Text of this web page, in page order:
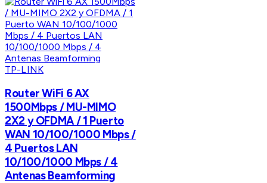
TP-LINK
Router WiFi 6 AX
1500Mbps / MU-MIMO
2X2 y OFDMA / 1 Puerto
WAN 10/100/1000 Mbps /
4 Puertos LAN
10/100/1000 Mbps / 4
Antenas Beamforming